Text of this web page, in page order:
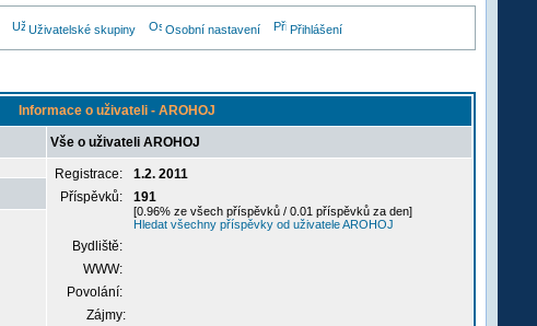
Uživatelské skupiny Osobní nastavení Přihlášení
Informace o uživateli - AROHOJ
Vše o uživateli AROHOJ
Registrace:
1.2. 2011
Příspěvků:
191
[0.96% ze všech příspěvků / 0.01 příspěvků za den]
Hledat všechny příspěvky od uživatele AROHOJ
Bydliště:
WWW:
Povolání:
Zájmy: